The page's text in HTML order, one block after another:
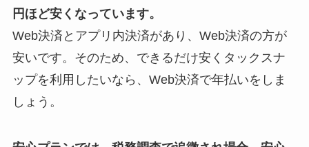
円ほど安くなっています。
Web決済とアプリ内決済があり、Web決済の方が
安いです。そのため、できるだけ安くタックスナ
ップを利用したいなら、Web決済で年払いをしま
しょう。